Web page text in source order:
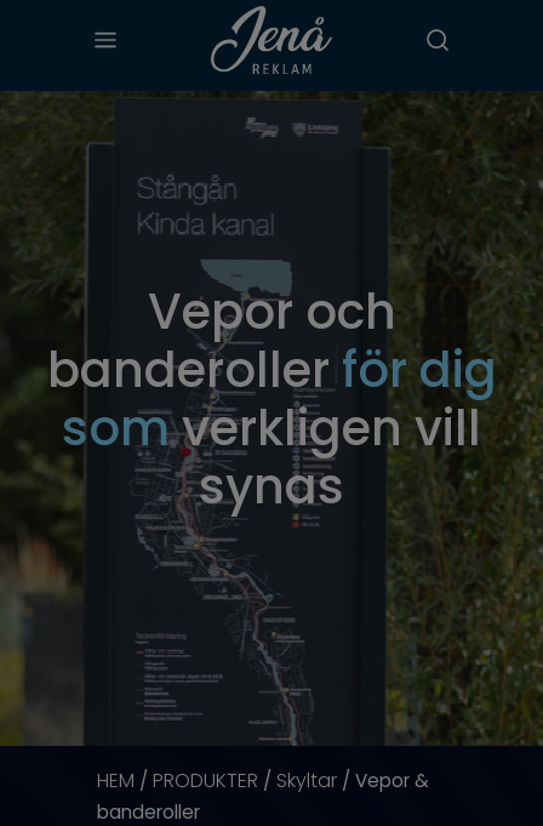
PRODUKTER
TJÄNSTER
KONTAKTA OSSVepor och
banderollerför dig
somverkligen vill
synas
HEM / PRODUKTER / Skyltar / Vepor &
banderoller